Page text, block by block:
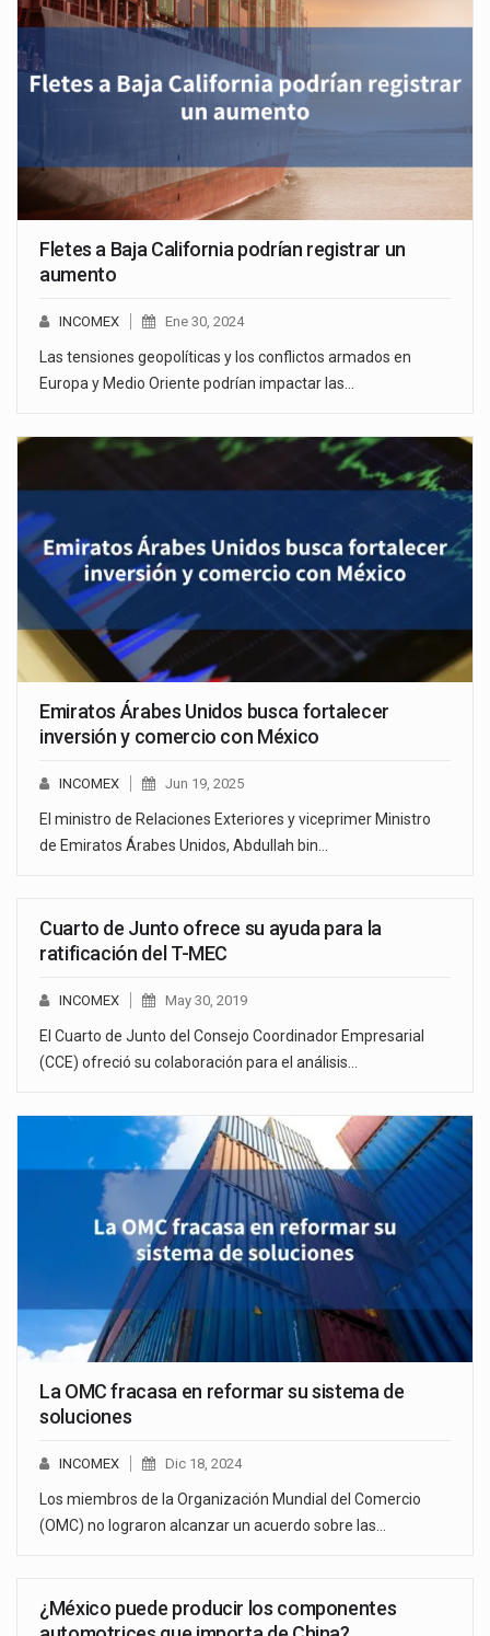
Fletes a Baja California podrían registrar un
aumento
INCOMEX Ene 30, 2024
Las tensiones geopolíticas y los conflictos armados en
Europa y Medio Oriente podrían impactar las…
Emiratos Árabes Unidos busca fortalecer
inversión y comercio con México
INCOMEX Jun 19, 2025
El ministro de Relaciones Exteriores y viceprimer Ministro
de Emiratos Árabes Unidos, Abdullah bin…
Cuarto de Junto ofrece su ayuda para la
ratificación del T-MEC
INCOMEX May 30, 2019
El Cuarto de Junto del Consejo Coordinador Empresarial
(CCE) ofreció su colaboración para el análisis…
La OMC fracasa en reformar su sistema de
soluciones
INCOMEX Dic 18, 2024
Los miembros de la Organización Mundial del Comercio
(OMC) no lograron alcanzar un acuerdo sobre las…
¿México puede producir los componentes